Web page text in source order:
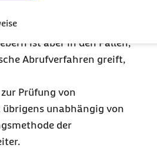
Die Pflicht zur Vorlage
in
ist aber in den Fällen,
Abrufverfahren greift,
Prüfung von
unabhängig von
der